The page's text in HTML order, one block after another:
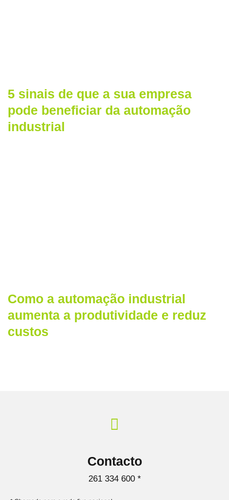
5 sinais de que a sua empresa
pode beneficiar da automação
industrial
Como a automação industrial
aumenta a produtividade e reduz
custos
Contacto
261 334 600 *